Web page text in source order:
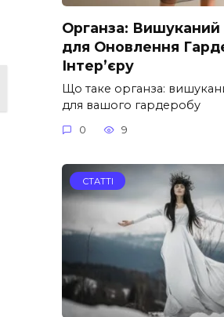
Органза: Вишуканий
для Оновлення
Інтер’єру
Що таке органза:
для вашого гардеробу
0 9
СТАТТІ